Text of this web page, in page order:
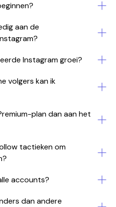
aan de
Instagram groei?
volgers kan ik
plan dan aan het
tactieken om
accounts?
dan andere